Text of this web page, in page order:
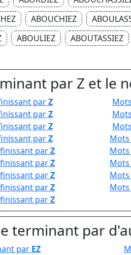
ABOUCHIEZ
ABOULIEZ ABOUTASSIEZ
par Z et le
parZ
parZ
parZ
parZ
parZ
parZ
parZ
parZ
parZ
terminant par
par EZ